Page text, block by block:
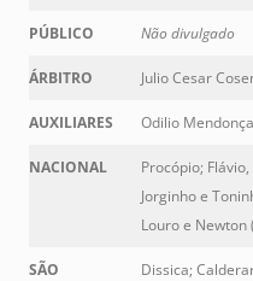
PÚBLICO Não divulgado
ÁRBITRO Julio Cesar
AUXILIARES Odilio
NACIONAL
Procópio;
Jorginho e
Louro e Newton
SÃO
Dissica;